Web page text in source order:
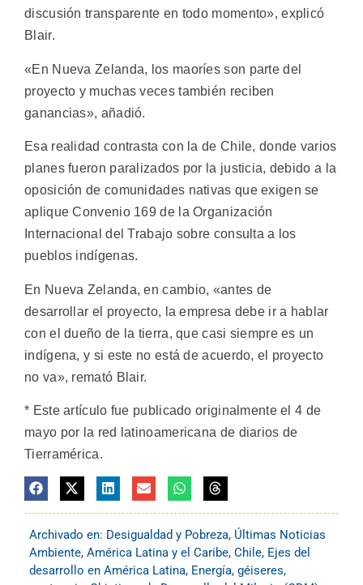
discusión transparente en todo momento», explicó
Blair.
«En Nueva Zelanda, los maoríes son parte del
proyecto y muchas veces también reciben
ganancias», añadió.
Esa realidad contrasta con la de Chile, donde varios
planes fueron paralizados por la justicia, debido a la
oposición de comunidades nativas que exigen se
aplique Convenio 169 de la Organización
Internacional del Trabajo sobre consulta a los
pueblos indígenas.
En Nueva Zelanda, en cambio, «antes de
desarrollar el proyecto, la empresa debe ir a hablar
con el dueño de la tierra, que casi siempre es un
indígena, y si este no está de acuerdo, el proyecto
no va», remató Blair.
* Este artículo fue publicado originalmente el 4 de
mayo por la red latinoamericana de diarios de
Tierramérica.
Archivado en: Desigualdad y Pobreza, Últimas Noticias
Ambiente, América Latina y el Caribe, Chile, Ejes del
desarrollo en América Latina, Energía, géiseres,